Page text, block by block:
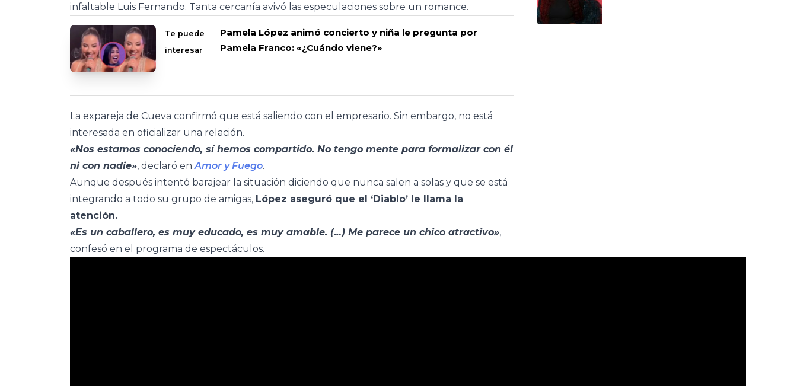
infaltable Luis Fernando. Tanta cercanía avivó las especulaciones sobre un romance.
Te puede
interesar
Pamela López animó concierto y niña le pregunta por
Pamela Franco: «¿Cuándo viene?»
La expareja de Cueva confirmó que está saliendo con el empresario. Sin embargo, no está
interesada en oficializar una relación.
«Nos estamos conociendo, sí hemos compartido. No tengo mente para formalizar con él
ni con nadie», declaró en Amor y Fuego.
Aunque después intentó barajear la situación diciendo que nunca salen a solas y que se está
integrando a todo su grupo de amigas, López aseguró que el ‘Diablo’ le llama la
atención.
«Es un caballero, es muy educado, es muy amable. (…) Me parece un chico atractivo»,
confesó en el programa de espectáculos.